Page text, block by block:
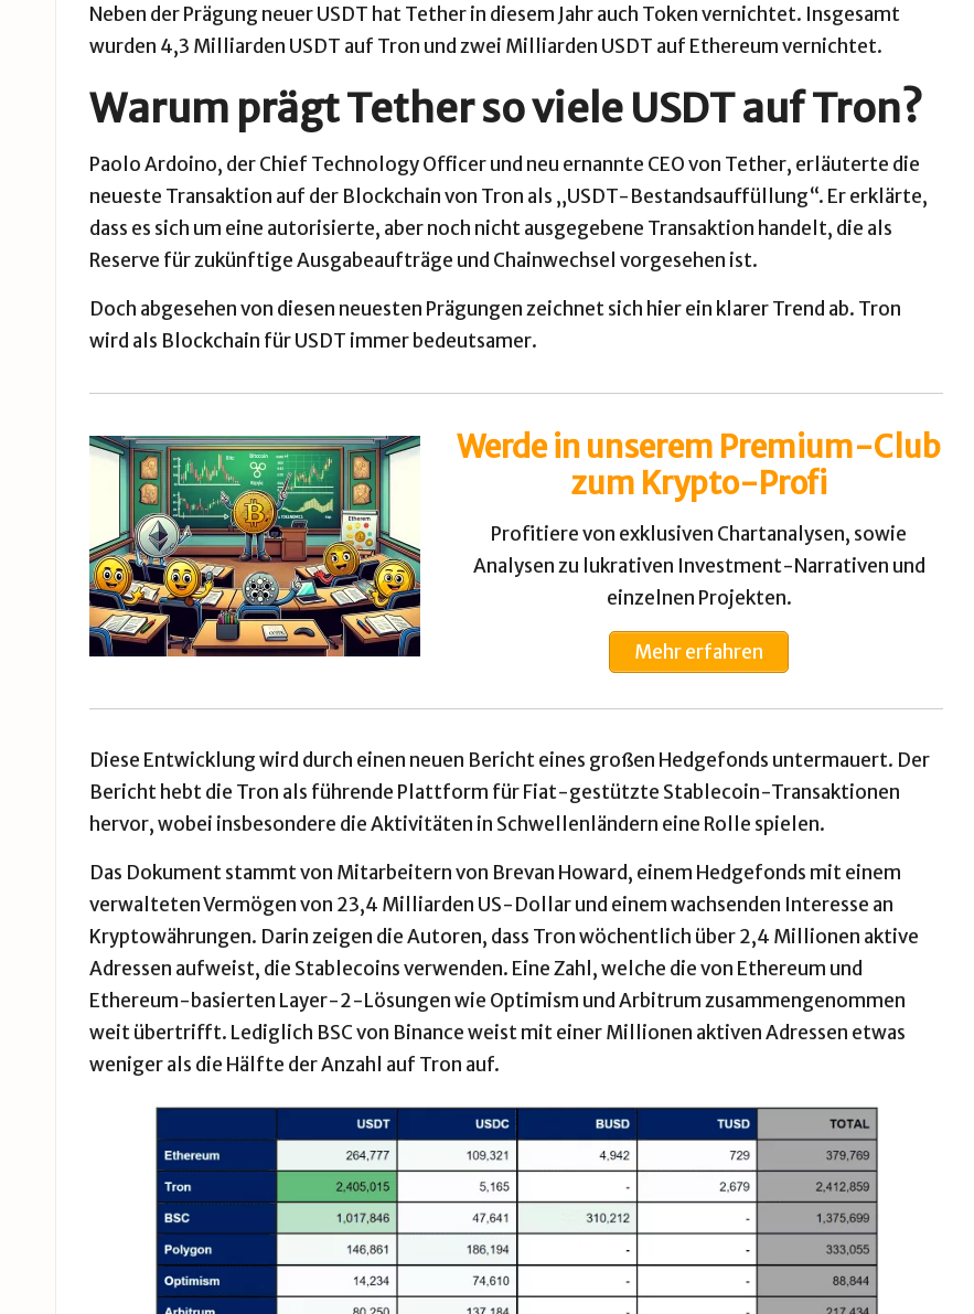
Neben der Prägung neuer USDT hat Tether in diesem Jahr auch Token vernichtet. Insgesamt
wurden 4,3 Milliarden USDT auf Tron und zwei Milliarden USDT auf Ethereum vernichtet.
Warum prägt Tether so viele USDT auf Tron?
Paolo Ardoino, der Chief Technology Officer und neu ernannte CEO von Tether, erläuterte die
neueste Transaktion auf der Blockchain von Tron als „USDT-Bestandsauffüllung“. Er erklärte,
dass es sich um eine autorisierte, aber noch nicht ausgegebene Transaktion handelt, die als
Reserve für zukünftige Ausgabeaufträge und Chainwechsel vorgesehen ist.
Doch abgesehen von diesen neuesten Prägungen zeichnet sich hier ein klarer Trend ab. Tron
wird als Blockchain für USDT immer bedeutsamer.
Werde in unserem Premium-Club
zum Krypto-Profi
Profitiere von exklusiven Chartanalysen, sowie
Analysen zu lukrativen Investment-Narrativen und
einzelnen Projekten.
Mehr erfahren
Diese Entwicklung wird durch einen neuen Berichteines großen Hedgefonds untermauert. Der
Bericht hebt die Tron als führende Plattform für Fiat-gestützte Stablecoin-Transaktionen
hervor, wobei insbesondere die Aktivitäten in Schwellenländern eine Rolle spielen.
Das Dokument stammt von Mitarbeitern von Brevan Howard, einem Hedgefonds mit einem
verwalteten Vermögen von 23,4 Milliarden US-Dollar und einem wachsenden Interesse an
Kryptowährungen. Darin zeigen die Autoren, dass Tron wöchentlich über 2,4 Millionen aktive
Adressen aufweist, die Stablecoins verwenden. Eine Zahl, welche die von Ethereum und
Ethereum-basierten Layer-2-Lösungen wie Optimism undArbitrumzusammengenommen
weit übertrifft. Lediglich BSC von Binance weist mit einer Millionen aktiven Adressen etwas
weniger als die Hälfte der Anzahl auf Tron auf.